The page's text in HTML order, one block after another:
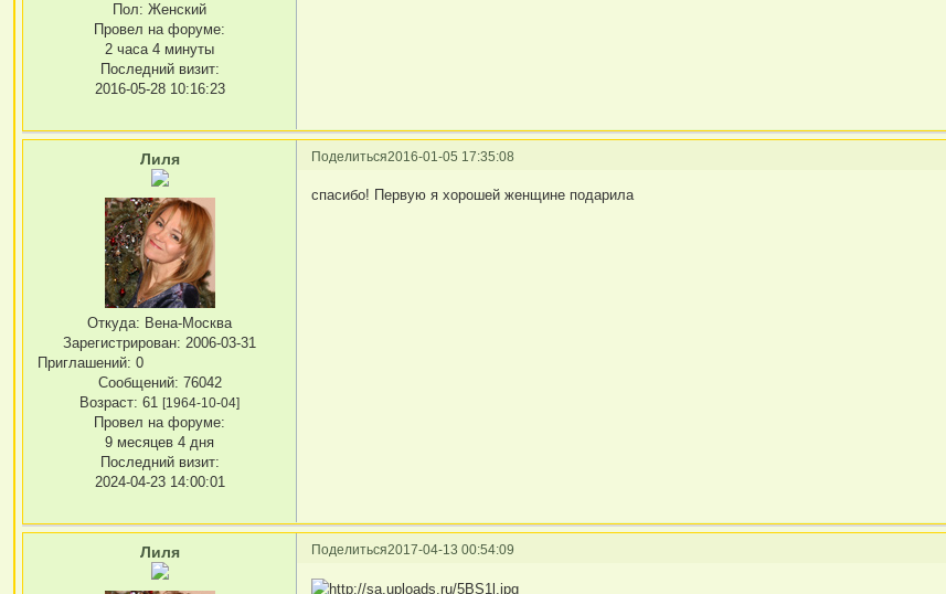
Пол: Женский
Провел на форуме:
2 часа 4 минуты
Последний визит:
2016-05-28 10:16:23
Поделиться2016-01-05 17:35:08
Лиля
Откуда: Вена-Москва
Зарегистрирован: 2006-03-31
Приглашений: 0
Сообщений: 76042
Возраст: 61[1964-10-04]
Провел на форуме:
9 месяцев 4 дня
Последний визит:
2024-04-23 14:00:01
спасибо! Первую я хорошей женщине подарила
Поделиться2017-04-13 00:54:09
Лиля